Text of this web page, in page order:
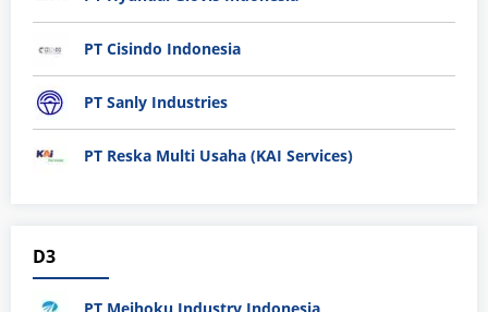
PT Cisindo Indonesia
PT Sanly Industries
PT Reska Multi Usaha (KAI Services)
D3